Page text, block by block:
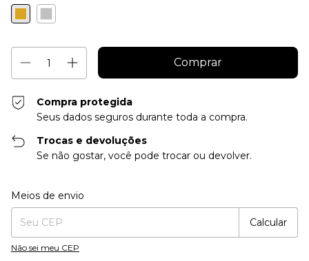
Compra protegida
Seus dados seguros durante toda a compra.
Trocas e devoluções
Se não gostar, você pode trocar ou devolver.
Entregas para o CEP:
Meios de envio
Calcular
Não sei meu CEP